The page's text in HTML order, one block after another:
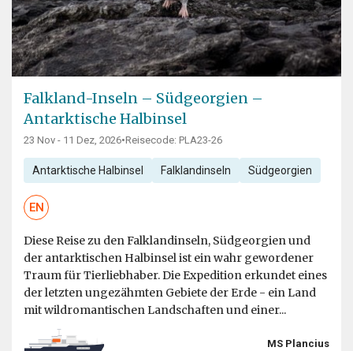
Falkland-Inseln – Südgeorgien –
Antarktische Halbinsel
23 Nov - 11 Dez, 2026•Reisecode: PLA23-26
Antarktische Halbinsel Falklandinseln Südgeorgien
EN
Diese Reise zu den Falklandinseln, Südgeorgien und
der antarktischen Halbinsel ist ein wahr gewordener
Traum für Tierliebhaber. Die Expedition erkundet eines
der letzten ungezähmten Gebiete der Erde - ein Land
mit wildromantischen Landschaften und einer...
MS Plancius